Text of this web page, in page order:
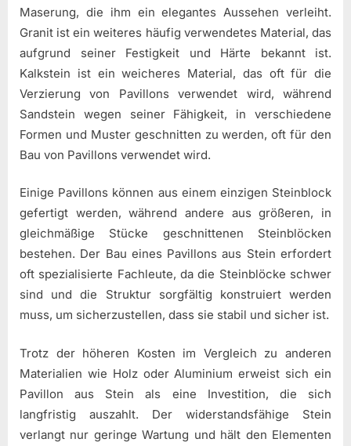
Maserung, die ihm ein elegantes Aussehen verleiht.
Granit ist ein weiteres häufig verwendetes Material, das
aufgrund seiner Festigkeit und Härte bekannt ist.
Kalkstein ist ein weicheres Material, das oft für die
Verzierung von Pavillons verwendet wird, während
Sandstein wegen seiner Fähigkeit, in verschiedene
Formen und Muster geschnitten zu werden, oft für den
Bau von Pavillons verwendet wird.
Einige Pavillons können aus einem einzigen Steinblock
gefertigt werden, während andere aus größeren, in
gleichmäßige Stücke geschnittenen Steinblöcken
bestehen. Der Bau eines Pavillons aus Stein erfordert
oft spezialisierte Fachleute, da die Steinblöcke schwer
sind und die Struktur sorgfältig konstruiert werden
muss, um sicherzustellen, dass sie stabil und sicher ist.
Trotz der höheren Kosten im Vergleich zu anderen
Materialien wie Holz oder Aluminium erweist sich ein
Pavillon aus Stein als eine Investition, die sich
langfristig auszahlt. Der widerstandsfähige Stein
verlangt nur geringe Wartung und hält den Elementen